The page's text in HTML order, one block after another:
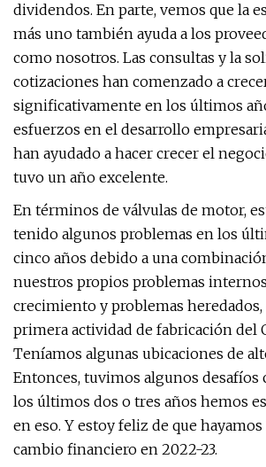
dividendos. En parte, vemos que la
más uno también ayuda a los
como nosotros. Las consultas y la
cotizaciones han comenzado a
significativamente en los últimos
esfuerzos en el desarrollo
han ayudado a hacer crecer el
tuvo un año excelente.
En términos de válvulas de motor,
tenido algunos problemas en los
cinco años debido a una
nuestros propios problemas
crecimiento y problemas heredados,
primera actividad de fabricación del
Teníamos algunas ubicaciones de
Entonces, tuvimos algunos desafíos
los últimos dos o tres años hemos
en eso. Y estoy feliz de que
cambio financiero en 2022-23.